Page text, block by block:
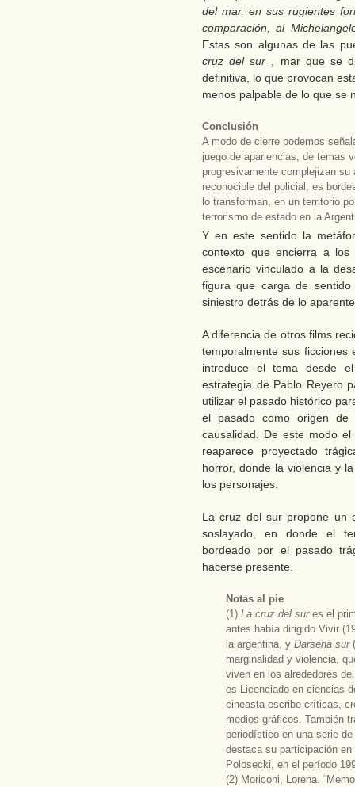
del mar, en sus rugientes
comparación, al
Estas son algunas de las
cruz del sur
, mar que se
definitiva, lo que provocan
menos palpable de lo que se
Conclusión
A modo de cierre podemos
juego de apariencias, de temas
progresivamente complejizan
reconocible del policial, es
lo transforman, en un territorio
terrorismo de estado en la
Y en este sentido la
contexto que encierra a los
escenario vinculado a la
figura que carga de
siniestro detrás de lo
A diferencia de otros films
temporalmente sus
introduce el tema desde
estrategia de Pablo Reyero
utilizar el pasado histórico
el pasado como origen de
causalidad. De este modo
reaparece proyectado
horror, donde la violencia y
los personajes.
La cruz del sur propone un
soslayado, en donde el
bordeado por el pasado
hacerse presente.
Notas al pie
(1) La cruz del sur es el
antes había dirigido Vivir
la argentina, y Darsena sur
marginalidad y violencia,
viven en los alrededores
es Licenciado en ciencias
cineasta escribe críticas,
medios gráficos. También
periodístico en una serie
destaca su participación
Polosecki, en el período
(2) Moriconi, Lorena.